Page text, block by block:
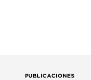
PUBLICACIONES